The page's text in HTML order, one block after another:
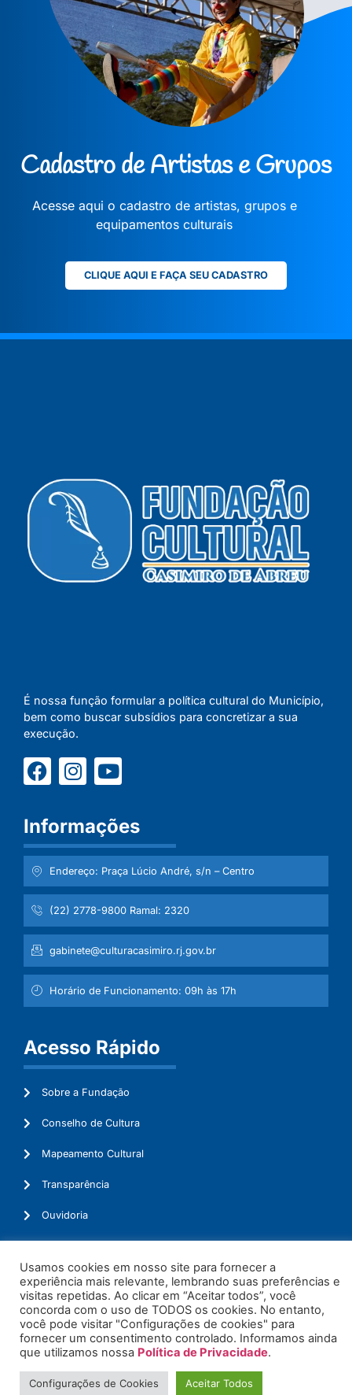
Cadastro de Artistas e Grupos
Acesse aqui o cadastro de artistas, grupos e
equipamentos culturais
CLIQUE AQUI E FAÇA SEU CADASTRO
É nossa função formular a política cultural do Município,
bem como buscar subsídios para concretizar a sua
execução.
Informações
Endereço: Praça Lúcio André, s/n – Centro
(22) 2778-9800 Ramal: 2320
gabinete@culturacasimiro.rj.gov.br
Horário de Funcionamento: 09h às 17h
Acesso Rápido
Sobre a Fundação
Conselho de Cultura
Mapeamento Cultural
Transparência
Ouvidoria
© 2026. Todos os Direitos Reservados.
Usamos cookies em nosso site para fornecer a
experiência mais relevante, lembrando suas preferências e
visitas repetidas. Ao clicar em “Aceitar todos”, você
concorda com o uso de TODOS os cookies. No entanto,
você pode visitar "Configurações de cookies" para
fornecer um consentimento controlado. Informamos ainda
que utilizamos nossa Política de Privacidade.
Configurações de Cookies Aceitar Todos